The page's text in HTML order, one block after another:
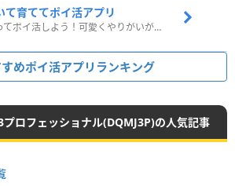
て育ててポイ活アプリ
ペットを育ってポイ活しよう！可愛くやりがいがある新感覚アプリ
めポイ活アプリランキング
プロフェッショナル(DQMJ3P)の人気記事